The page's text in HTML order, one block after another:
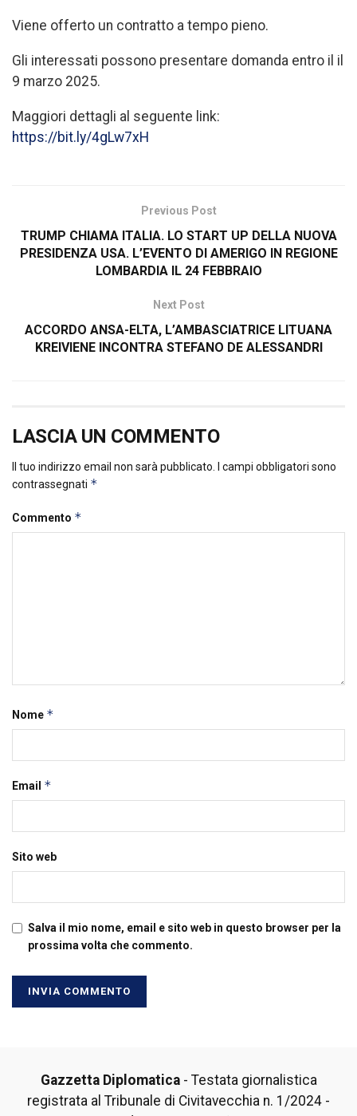
Viene offerto un contratto a tempo pieno.
Gli interessati possono presentare domanda entro il il
9 marzo 2025.
Maggiori dettagli al seguente link:
https://bit.ly/4gLw7xH
Previous Post
TRUMP CHIAMA ITALIA. LO START UP DELLA NUOVA
PRESIDENZA USA. L’EVENTO DI AMERIGO IN REGIONE
LOMBARDIA IL 24 FEBBRAIO
Next Post
ACCORDO ANSA-ELTA, L’AMBASCIATRICE LITUANA
KREIVIENE INCONTRA STEFANO DE ALESSANDRI
LASCIA UN COMMENTO
Il tuo indirizzo email non sarà pubblicato.
I campi obbligatori sono
contrassegnati *
Commento *
Nome *
Email *
Sito web
Salva il mio nome, email e sito web in questo browser per la
prossima volta che commento.
Gazzetta Diplomatica- Testata giornalistica
registrata al Tribunale di Civitavecchia n. 1/2024 -